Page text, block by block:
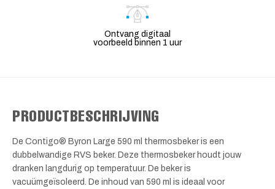
Ontvang digitaal
voorbeeld binnen 1 uur
PRODUCTBESCHRIJVING
De Contigo® Byron Large 590 ml thermosbeker is een
dubbelwandige RVS beker. Deze thermosbeker houdt jouw
dranken langdurig op temperatuur. De beker is
vacuümgeïsoleerd. De inhoud van 590 ml is ideaal voor